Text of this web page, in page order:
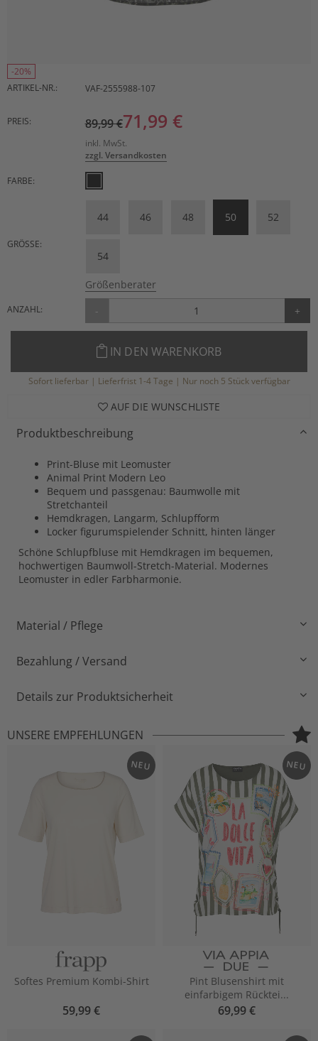
-20%
ARTIKEL-NR.:
VAF-2555988-107
PREIS: 89,99 €71,99 €
inkl. MwSt.
zzgl. Versandkosten
FARBE:
GRÖSSE:
44 46 48 50 52
54
Größenberater
ANZAHL: - +
IN DEN WARENKORB
Sofort lieferbar | Lieferfrist 1-4 Tage | Nur noch 5 Stück verfügbar
AUF DIE WUNSCHLISTE
Produktbeschreibung
Print-Bluse mit Leomuster
Animal Print Modern Leo
Bequem und passgenau: Baumwolle mit
Stretchanteil
Hemdkragen, Langarm, Schlupfform
Locker figurumspielender Schnitt, hinten länger
Schöne Schlupfbluse mit Hemdkragen im bequemen,
hochwertigen Baumwoll-Stretch-Material. Modernes
Leomuster in edler Farbharmonie.
Material / Pflege
Bezahlung / Versand
Details zur Produktsicherheit
UNSERE EMPFEHLUNGEN
NEU
Softes Premium Kombi-Shirt
59,99 €
NEU
Pint Blusenshirt mit
einfarbigem Rücktei...
69,99 €